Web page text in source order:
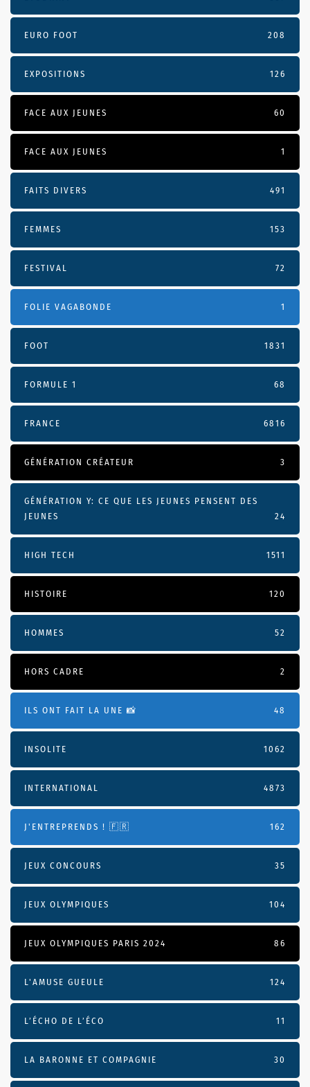
EURO FOOT 208
EXPOSITIONS 126
FACE AUX JEUNES 60
FACE AUX JEUNES 1
FAITS DIVERS 491
FEMMES 153
FESTIVAL 72
FOLIE VAGABONDE 1
FOOT 1831
FORMULE 1 68
FRANCE 6816
GÉNÉRATION CRÉATEUR 3
GÉNÉRATION Y: CE QUE LES JEUNES PENSENT DES
JEUNES
24
HIGH TECH 1511
HISTOIRE 120
HOMMES 52
HORS CADRE 2
ILS ONT FAIT LA UNE 📸 48
INSOLITE 1062
INTERNATIONAL 4873
J'ENTREPRENDS ! 🇫🇷 162
JEUX CONCOURS 35
JEUX OLYMPIQUES 104
JEUX OLYMPIQUES PARIS 2024 86
L'AMUSE GUEULE 124
L’ÉCHO DE L’ÉCO 11
LA BARONNE ET COMPAGNIE 30